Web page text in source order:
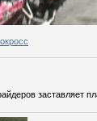
заставляет